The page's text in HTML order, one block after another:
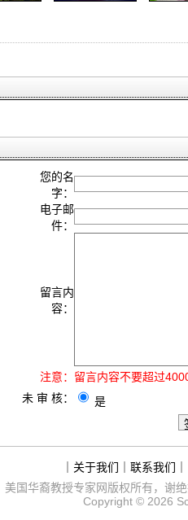
您的名
字：
电子邮
件：
留言内
容：
注意： 留言内容不要超过
未 审 核：
是
关于我们 联系我们
美国华裔教授专家网版权所有，谢
Copyright © 2026